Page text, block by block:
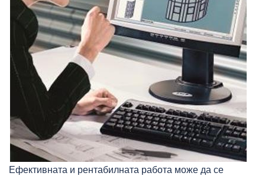
Ефективната и рентабилната работа може да се